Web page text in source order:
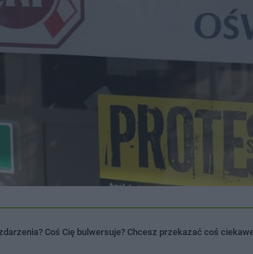
Coś Cię bulwersuje? Chcesz przekazać coś